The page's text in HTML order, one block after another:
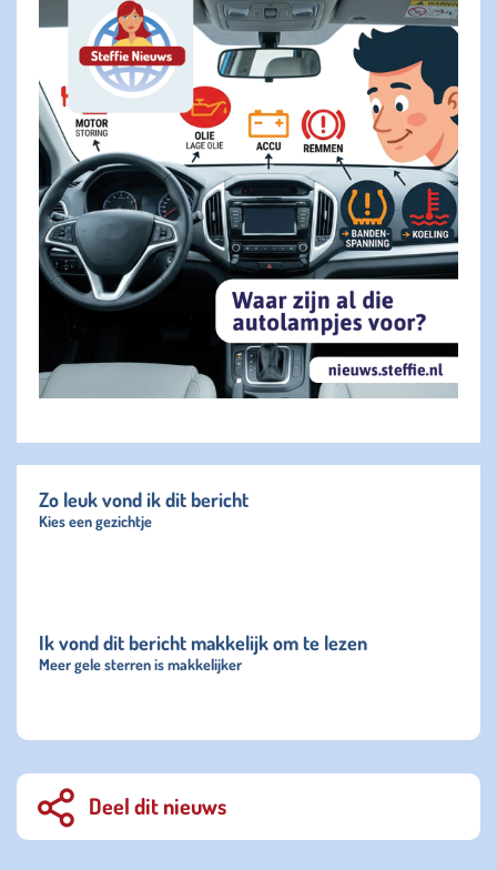
Zo leuk vond ik dit bericht
Kies een gezichtje
Ik vond dit bericht makkelijk om te lezen
Meer gele sterren is makkelijker
Deel dit nieuws